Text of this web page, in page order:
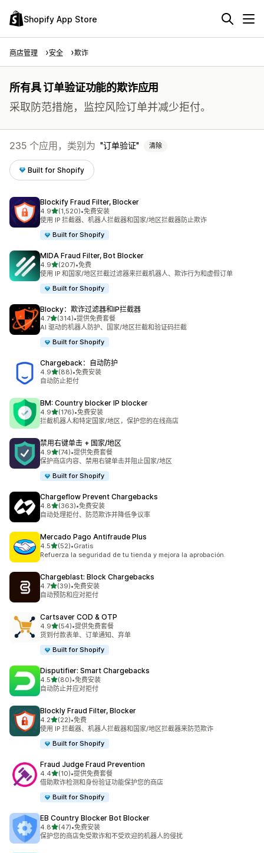
Shopify App Store
商店管理 安全 欺诈
所有具 订单验证功能的欺诈应用
采取防范措施，监控风险订单并减少拒付。
235 个应用，类别为 订单验证 清除
Built for Shopify
Blockify Fraud Filter, Blocker
4.9星（满分 5 星）
(1,520)
总共 1520 条评论
•免费安装
使用 IP 拦截器、机器人拦截器和国家/地区拦截器防止欺诈
Built for Shopify
MIDA Fraud Filter, Bot Blocker
4.9星（满分 5 星）
(207)
总共 207 条评论
•免费
使用 IP 和国家/地区拦截过滤器来拦截机器人、欺诈行为和虚假订单
Built for Shopify
Blocky：欺诈过滤器和IP拦截器
4.7星（满分 5 星）
(314)
总共 314 条评论
•提供免费套餐
AI 驱动的机器人防护、国家/地区拦截和验证码拦截
Built for Shopify
Chargeback：自动防护
4.9星（满分 5 星）
(88)
总共 88 条评论
•免费安装
自动防止拒付
BM: Country blocker IP blocker
4.9星（满分 5 星）
(176)
总共 176 条评论
•免费安装
拦截机器人和特定国家/地区，保护您的在线商店
禁用右键单击 + 国家/地区
4.9星（满分 5 星）
(74)
总共 74 条评论
•提供免费套餐
保护商店内容、禁用右键单击并阻止国家/地区
Built for Shopify
Chargeflow Prevent Chargebacks
4.8星（满分 5 星）
(363)
总共 363 条评论
•免费安装
自动处理拒付、防范欺诈并降低争议率
Mercado Pago Antifraude Plus
4.5星（满分 5 星）
(52)
总共 52 条评论
•Gratis
Refuerza la seguridad de tu tienda y mejora la aprobación.
Chargeblast: Block Chargebacks
4.7星（满分 5 星）
(39)
总共 39 条评论
•免费安装
自动预防和应对拒付
Cartsaver COD & OTP
4.9星（满分 5 星）
(54)
总共 54 条评论
•提供免费套餐
货到付款表单、订单通知、弃单
Built for Shopify
Disputifier: Smart Chargebacks
4.5星（满分 5 星）
(80)
总共 80 条评论
•免费安装
自动防止并应对拒付
Blockly Fraud Filter, Blocker
4.2星（满分 5 星）
(22)
总共 22 条评论
•免费
使用 IP 拦截器、机器人拦截器和国家/地区拦截器来防范欺诈
Built for Shopify
Fraud Judge Fraud Prevention
4.4星（满分 5 星）
(10)
总共 10 条评论
•提供免费套餐
借助欺诈检测和身份验证功能保护您的商店
Built for Shopify
EB Country Blocker Bot Blocker
4.8星（满分 5 星）
(47)
总共 47 条评论
•免费安装
保护您的商店免受欺诈和不受欢迎的机器人的侵扰